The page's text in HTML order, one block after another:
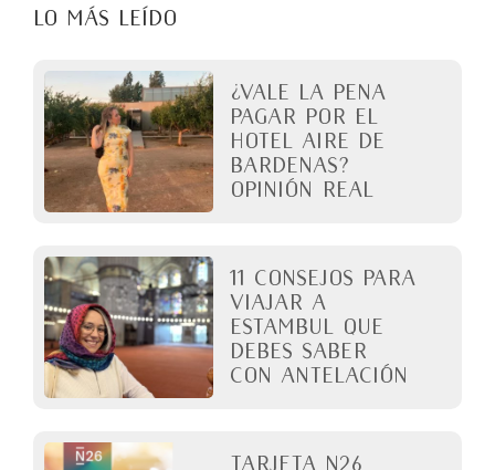
LO MÁS LEÍDO
¿Vale la pena
pagar por el
Hotel Aire de
Bardenas?
Opinión real
11 Consejos para
viajar a
Estambul que
debes saber
con antelación
Tarjeta N26